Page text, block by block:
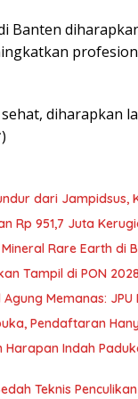
Banten
diharapkan
dari Jampidsus,
Rp 951,7 Juta
Tampil di PON
Pendaftaran
Harapan Indah